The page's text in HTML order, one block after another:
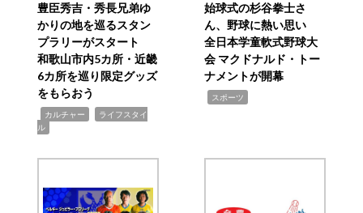
豊臣秀吉・秀長兄弟ゆ
かりの地を巡るスタン
プラリーがスタート
和歌山市内5カ所・近畿
6カ所を巡り限定グッズ
をもらおう
カルチャー
ライフスタイ
ル
始球式の杉谷拳士さ
ん、野球に熱い思い
全日本学童軟式野球大
会 マクドナルド・トー
ナメントが開幕
スポーツ